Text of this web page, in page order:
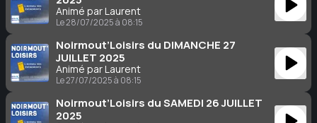
Animé par Laurent
Le 28/07/2025 à 08:15
Noirmout’Loisirs du DIMANCHE 27
JUILLET 2025
Animé par Laurent
Le 27/07/2025 à 08:15
Noirmout’Loisirs du SAMEDI 26 JUILLET
2025